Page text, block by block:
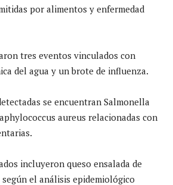
por alimentos y enfermedad
tres eventos vinculados con
del agua y un brote de influenza.
se encuentran Salmonella
aureus relacionadas con
incluyeron queso ensalada de
el análisis epidemiológico